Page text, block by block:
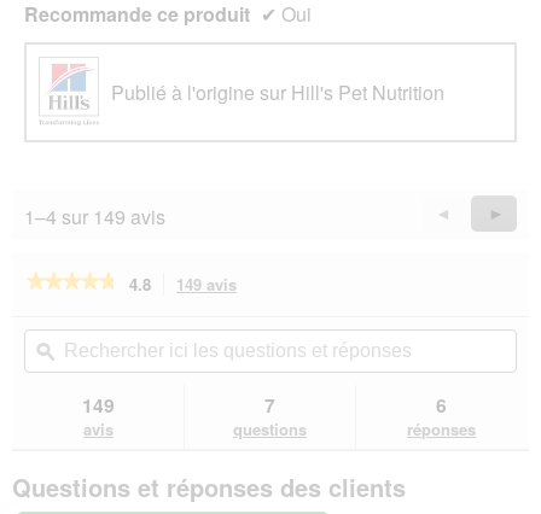
Recommande ce produit ✔ Oui
Publié à l'origine sur Hill's Pet Nutrition
1–4 sur 149 avis
Précédent
Reviews
◄ ►
★★★★★
★★★★★
5
les
sur
Science
Plan
4.8 149 avis
vous
redirigera
vers
avis.
Rechercher
ici
les
questions
réponses
ϙ
149
avis
7
questions
6
réponses
Questions et réponses des clients